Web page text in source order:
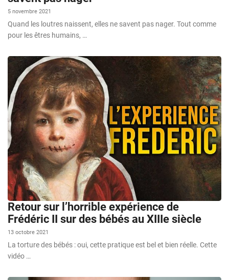
5 novembre 2021
Quand les loutres naissent, elles ne savent pas nager. Tout comme
pour les êtres humains, …
Retour sur l’horrible expérience de
Frédéric II sur des bébés au XIIIe siècle
13 octobre 2021
La torture des bébés : oui, cette pratique est bel et bien réelle. Cette
vidéo …